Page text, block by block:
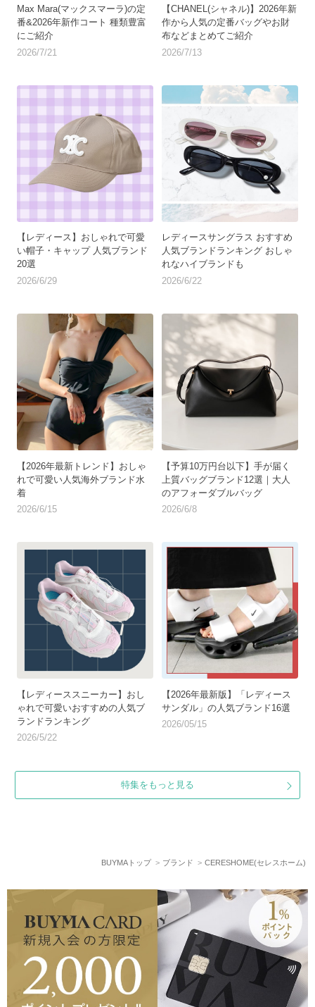
Max Mara(マックスマーラ)の定
番&2026年新作コート 種類豊富
にご紹介
2026/7/21
【CHANEL(シャネル)】2026年新
作から人気の定番バッグやお財
布などまとめてご紹介
2026/7/13
【レディース】おしゃれで可愛
い帽子・キャップ 人気ブランド
20選
2026/6/29
レディースサングラス おすすめ
人気ブランドランキング おしゃ
れなハイブランドも
2026/6/22
【2026年最新トレンド】おしゃ
れで可愛い人気海外ブランド水
着
2026/6/15
【予算10万円台以下】手が届く
上質バッグブランド12選｜大人
のアフォーダブルバッグ
2026/6/8
【レディーススニーカー】おし
ゃれで可愛いおすすめの人気ブ
ランドランキング
2026/5/22
【2026年最新版】「レディース
サンダル」の人気ブランド16選
2026/05/15
特集をもっと見る
BUYMAトップ ブランド CERESHOME(セレスホーム)